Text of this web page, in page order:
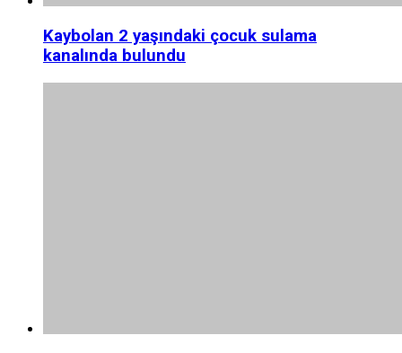
Kaybolan 2 yaşındaki çocuk sulama
kanalında bulundu